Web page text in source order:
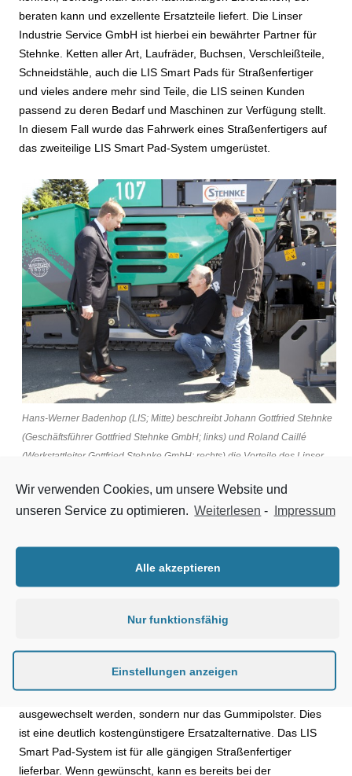
beraten kann und exzellente Ersatzteile liefert. Die Linser
Industrie Service GmbH ist hierbei ein bewährter Partner für
Stehnke. Ketten aller Art, Laufräder, Buchsen, Verschleißteile,
Schneidstähle, auch die LIS Smart Pads für Straßenfertiger
und vieles andere mehr sind Teile, die LIS seinen Kunden
passend zu deren Bedarf und Maschinen zur Verfügung stellt.
In diesem Fall wurde das Fahrwerk eines Straßenfertigers auf
das zweiteilige LIS Smart Pad-System umgerüstet.
Hans-Werner Badenhop (LIS; Mitte) beschreibt Johann Gottfried Stehnke
(Geschäftsführer Gottfried Stehnke GmbH; links) und Roland Caillé
(Werkstattleiter Gottfried Stehnke GmbH; rechts) die Vorteile des Linser
Hierbei ist der eine Teil aus Metall fest mit der Kette
ein Austauschen des Gummipolsters problemlos möglich bleibt.
der Erneuerung keine verschmutzten Schrauben gelöst
werden. Zudem muss eben nicht die gesamte Platte
ausgewechselt werden, sondern nur das Gummipolster. Dies
ist eine deutlich kostengünstigere Ersatzalternative. Das LIS
Smart Pad-System ist für alle gängigen Straßenfertiger
lieferbar. Wenn gewünscht, kann es bereits bei der
Wir verwenden Cookies, um unsere Website und
unseren Service zu optimieren. Weiterlesen - Impressum
Alle akzeptieren
Nur funktionsfähig
Einstellungen anzeigen